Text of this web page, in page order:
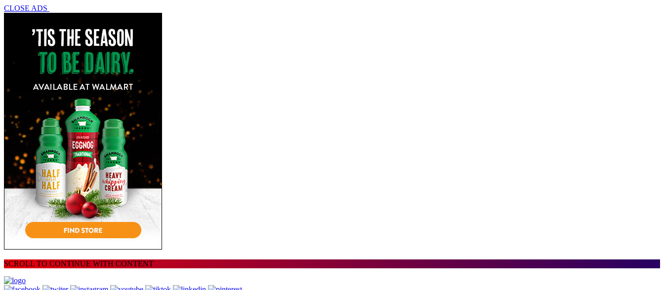
CLOSE ADS
SCROLL TO CONTINUE WITH CONTENT